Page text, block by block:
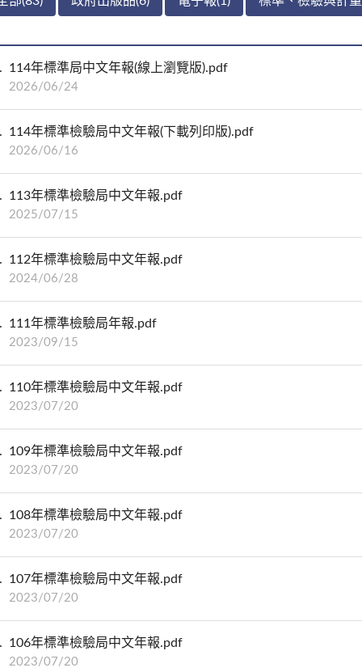
114年標準局中文年報(線上瀏覽版).pdf
2026/06/24
114年標準檢驗局中文年報(下載列印版).pdf
2026/06/16
113年標準檢驗局中文年報.pdf
2025/07/15
112年標準檢驗局中文年報.pdf
2024/06/28
111年標準檢驗局年報.pdf
2023/09/15
110年標準檢驗局中文年報.pdf
2023/07/20
109年標準檢驗局中文年報.pdf
2023/07/20
108年標準檢驗局中文年報.pdf
2023/07/20
107年標準檢驗局中文年報.pdf
2023/07/20
106年標準檢驗局中文年報.pdf
2023/07/20